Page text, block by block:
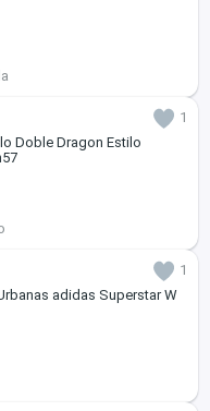
1
Doble Dragon Estilo
1
adidas Superstar W